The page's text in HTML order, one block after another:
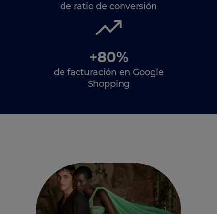
de ratio de conversión
+80%
de facturación en Google
Shopping